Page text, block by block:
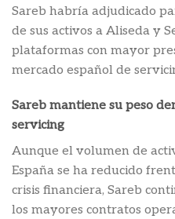
Sareb habría adjudicado
de sus activos a Aliseda y
plataformas con mayor
mercado español de
Sareb mantiene su peso
servicing
Aunque el volumen de
España se ha reducido
crisis financiera, Sareb
los mayores contratos